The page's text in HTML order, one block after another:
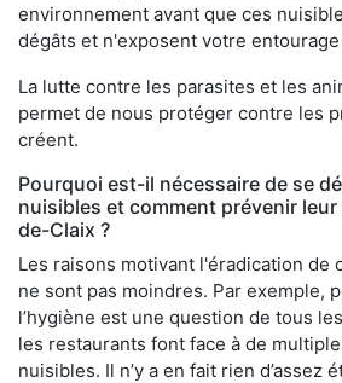
environnement avant que ces
dégâts et n'exposent votre entourage
La lutte contre les parasites et les
permet de nous protéger contre les
créent.
Pourquoi est-il nécessaire de se
nuisibles et comment prévenir
de-Claix ?
Les raisons motivant l'éradication de
ne sont pas moindres. Par exemple,
l’hygiène est une question de tous
les restaurants font face à de
nuisibles. Il n’y a en fait rien d’assez